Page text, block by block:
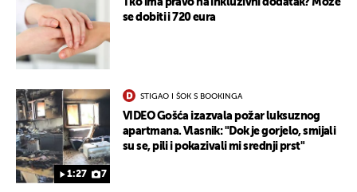
se dobiti i 720 eura
1:27 7
STIGAO I ŠOK S BOOKINGA
VIDEO Gošća izazvala požar luksuznog
apartmana. Vlasnik: "Dok je gorjelo, smijali
su se, pili i pokazivali mi srednji prst"